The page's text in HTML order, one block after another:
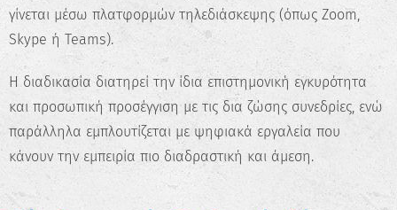
γίνεται μέσω πλατφορμών τηλεδιάσκεψης (όπως Zoom,
Skype ή Teams).
Η διαδικασία διατηρεί την ίδια επιστημονική εγκυρότητα
και προσωπική προσέγγιση με τις δια ζώσης συνεδρίες, ενώ
παράλληλα εμπλουτίζεται με ψηφιακά εργαλεία που
κάνουν την εμπειρία πιο διαδραστική και άμεση.